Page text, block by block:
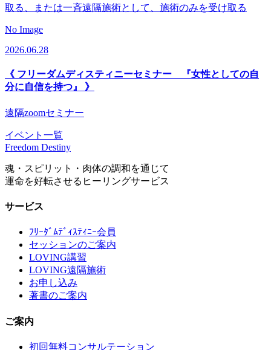
取る、または一斉遠隔施術として、施術のみを受け取る
No Image
2026.06.28
《 フリーダムディスティニーセミナー 『女性としての自
分に自信を持つ』 》
遠隔zoomセミナー
イベント一覧
Freedom Destiny
魂・スピリット・肉体の調和を通じて
運命を好転させるヒーリングサービス
サービス
ﾌﾘｰﾀﾞﾑﾃﾞｨｽﾃｨﾆｰ会員
セッションのご案内
LOVING講習
LOVING遠隔施術
お申し込み
著書のご案内
ご案内
初回無料コンサルテーション